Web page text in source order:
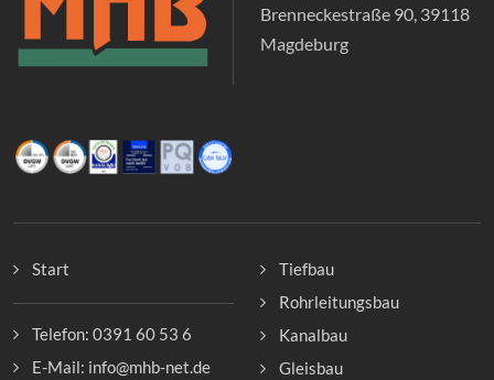
Brenneckestraße 90, 39118
Magdeburg
Start
Telefon: 0391 60 53 6
E-Mail: info@mhb-net.de
Tiefbau
Rohrleitungsbau
Kanalbau
Gleisbau